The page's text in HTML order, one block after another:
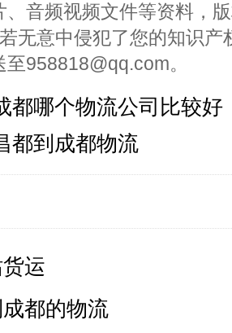
、音频视频文件等资料，
无意中侵犯了您的知识
958818@qq.com。
都哪个物流公司比较好
都到成都物流
运
都的物流